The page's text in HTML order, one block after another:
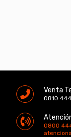
Venta
0810
0800